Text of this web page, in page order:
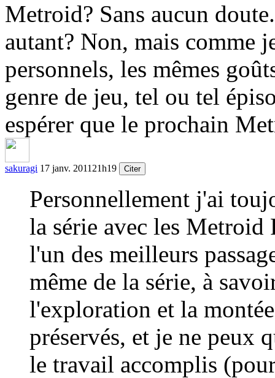
Metroid? Sans aucun
autant? Non, mais comme
personnels, les mêmes
genre de jeu, tel ou tel
espérer que le prochain
sakuragi 17 janv. 2011 21h19 Citer
Personnellement j'ai
la série avec les Metroid
l'un des meilleurs
même de la série, à
l'exploration et la
préservés, et je ne peux
le travail accomplis